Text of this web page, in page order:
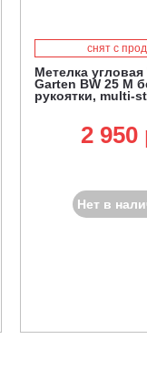
снят с
Метелка угловая
Garten BW 25 M
рукоятки, multi-
2 950
Нет в